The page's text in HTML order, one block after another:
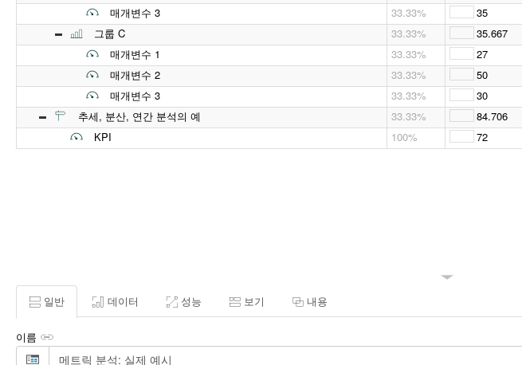
매개변수 3
33.33% 35
그룹 C
33.33% 35.667
매개변수 1
33.33% 27
매개변수 2
33.33% 50
매개변수 3
33.33% 30
추세, 분산, 연간 분석의 예
33.33% 84.706
KPI
100% 72
일반 데이터 성능 보기 내용
이름